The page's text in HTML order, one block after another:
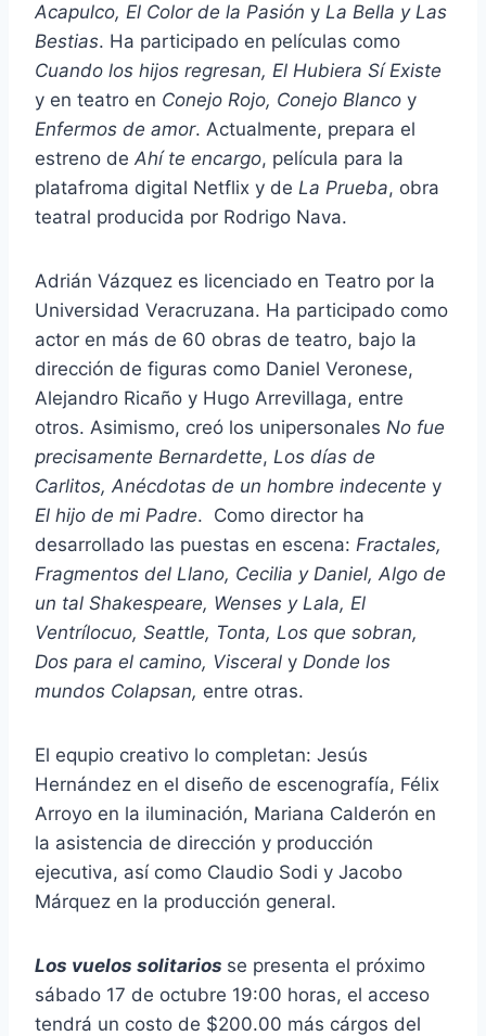
Acapulco, El Color de la Pasión y La Bella y Las
Bestias. Ha participado en películas como
Cuando los hijos regresan, El Hubiera Sí Existe
y en teatro en Conejo Rojo, Conejo Blanco y
Enfermos de amor. Actualmente, prepara el
estreno de Ahí te encargo, película para la
platafroma digital Netflix y de La Prueba, obra
teatral producida por Rodrigo Nava.
Adrián Vázquez es licenciado en Teatro por la
Universidad Veracruzana. Ha participado como
actor en más de 60 obras de teatro, bajo la
dirección de figuras como Daniel Veronese,
Alejandro Ricaño y Hugo Arrevillaga, entre
otros. Asimismo, creó los unipersonales No fue
precisamente Bernardette, Los días de
Carlitos, Anécdotas de un hombre indecente y
El hijo de mi Padre. Como director ha
desarrollado las puestas en escena: Fractales,
Fragmentos del Llano, Cecilia y Daniel, Algo de
un tal Shakespeare, Wenses y Lala, El
Ventrílocuo, Seattle, Tonta, Los que sobran,
Dos para el camino, Visceral y Donde los
mundos Colapsan, entre otras.
El equpio creativo lo completan: Jesús
Hernández en el diseño de escenografía, Félix
Arroyo en la iluminación, Mariana Calderón en
la asistencia de dirección y producción
ejecutiva, así como Claudio Sodi y Jacobo
Márquez en la producción general.
Los vuelos solitarios se presenta el próximo
sábado 17 de octubre 19:00 horas, el acceso
tendrá un costo de $200.00 más cárgos del